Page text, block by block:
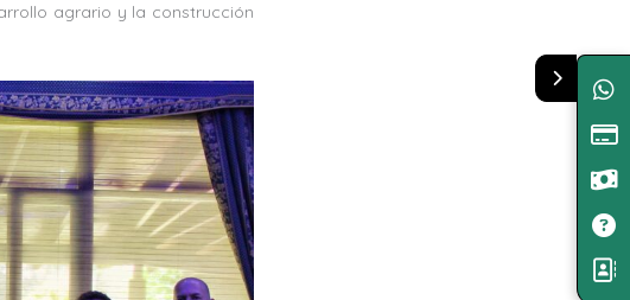
agrario y la construcción